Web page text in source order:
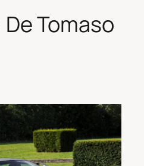
De Tomaso